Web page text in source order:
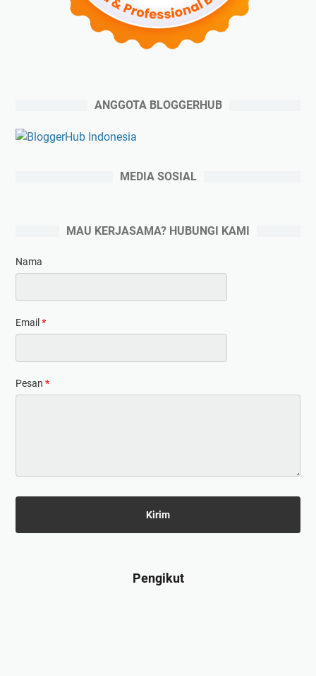
ANGGOTA BLOGGERHUB
MEDIA SOSIAL
MAU KERJASAMA? HUBUNGI KAMI
Nama
Email*
Pesan *
Pengikut